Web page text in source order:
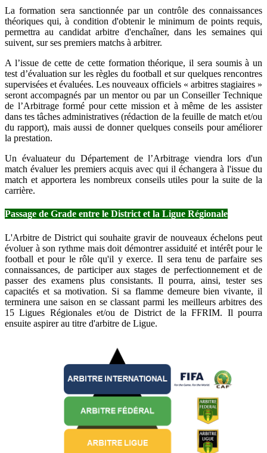
La formation sera sanctionnée par un contrôle des connaissances
théoriques qui, à condition d'obtenir le minimum de points requis,
permettra au candidat arbitre d'enchaîner, dans les semaines qui
suivent, sur ses premiers matchs à arbitrer.
A l’issue de cette de cette formation théorique, il sera soumis à un
test d’évaluation sur les règles du football et sur quelques rencontres
supervisées et évaluées. Les nouveaux officiels « arbitres stagiaires »
seront accompagnés par un mentor ou par un Conseiller Technique
de l’Arbitrage formé pour cette mission et à même de les assister
dans tes tâches administratives (rédaction de la feuille de match et/ou
du rapport), mais aussi de donner quelques conseils pour améliorer
la prestation.
Un évaluateur du Département de l’Arbitrage viendra lors d'un
match évaluer les premiers acquis avec qui il échangera à l'issue du
match et apportera les nombreux conseils utiles pour la suite de la
carrière.
Passage de Grade entre le District et la Ligue Régionale
L'Arbitre de District qui souhaite gravir de nouveaux échelons peut
évoluer à son rythme mais doit démontrer assiduité et intérêt pour le
football et pour le rôle qu'il y exerce. Il sera tenu de parfaire ses
connaissances, de participer aux stages de perfectionnement et de
passer des examens plus consistants. Il pourra, ainsi, tester ses
capacités et sa motivation. Si sa flamme demeure bien vivante, il
terminera une saison en se classant parmi les meilleurs arbitres des
15 Ligues Régionales et/ou de District de la FFRIM. Il pourra
ensuite aspirer au titre d'arbitre de Ligue.